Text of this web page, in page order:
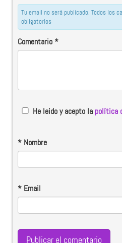
Tu email no será publicado. Todos los
obligatorios
Comentario*
He leido y acepto la política
* Nombre
* Email